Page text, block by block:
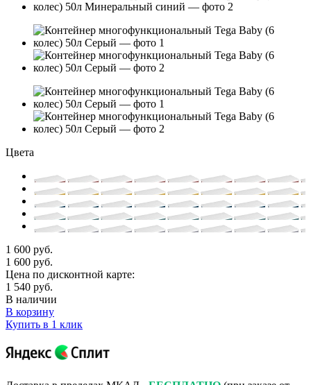
Цвета
1 600 руб.
1 600 руб.
Цена по дисконтной карте:
1 540 руб.
В наличии
В корзину
Купить в 1 клик